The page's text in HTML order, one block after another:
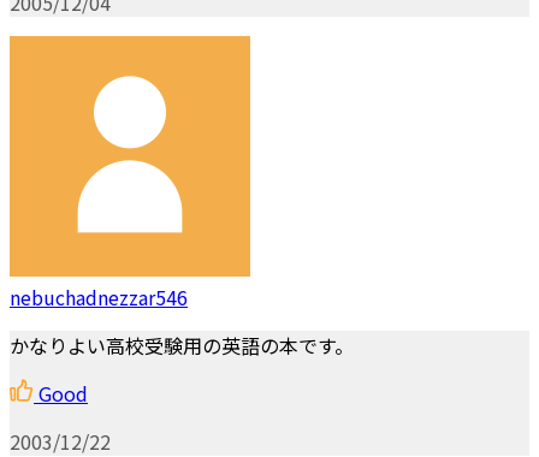
nebuchadnezzar546
かなりよい高校受験用の英語の本です。
Good
2003/12/22